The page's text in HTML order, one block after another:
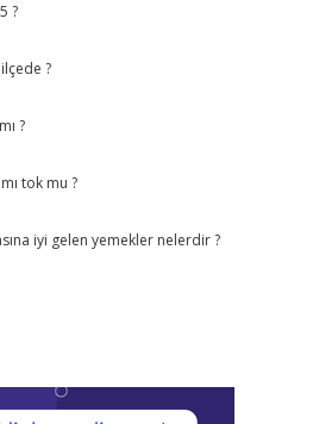
?
?
?
tok mu ?
iyi gelen yemekler nelerdir ?